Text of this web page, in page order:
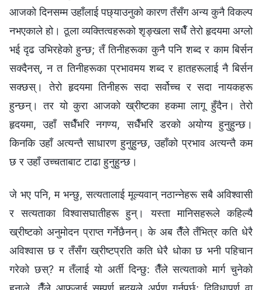
आजको दिनसम्म उहाँलाई पछ्याउनुको कारण तँसँग अन्य कुनै विकल्प
नभएकाले हो। ठूला व्यक्तित्वहरूको शृङ्खला सधैँ तेरो हृदयमा अग्लो
भई दृढ उभिरहेको हुन्छ; तँ तिनीहरूका कुनै पनि शब्द र काम बिर्सन
सक्दैनस्, न त तिनीहरूका प्रभावमय शब्द र हातहरूलाई नै बिर्सन
सक्छस्। तेरो हृदयमा तिनीहरू सदा सर्वोच्च र सदा नायकहरू
हुन्छन्। तर यो कुरा आजको ख्रीष्टका हकमा लागू हुँदैन। तेरो
हृदयमा, उहाँ सधैँभरि नगण्य, सधैँभरि डरको अयोग्य हुनुहुन्छ।
किनकि उहाँ अत्यन्तै साधारण हुनुहुन्छ, उहाँको प्रभाव अत्यन्तै कम
छ र उहाँ उच्चताबाट टाढा हुनुहुन्छ।
जे भए पनि, म भन्छु, सत्यतालाई मूल्यवान् नठान्नेहरू सबै अविश्‍वासी
र सत्यताका विश्‍वासघातीहरू हुन्। यस्ता मानिसहरूले कहिल्यै
ख्रीष्टको अनुमोदन प्राप्त गर्नेछैनन्। के अब तैँले तँभित्र कति धेरै
अविश्‍वास छ र तँसँग ख्रीष्टप्रति कति धेरै धोका छ भनी पहिचान
गरेको छस्? म तँलाई यो अर्ती दिन्छु: तैँले सत्यताको मार्ग चुनेको